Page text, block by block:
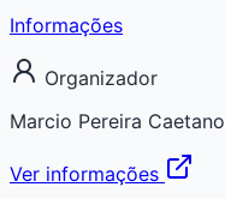
Informações
Organizador
Marcio Pereira Caetano
Ver informações